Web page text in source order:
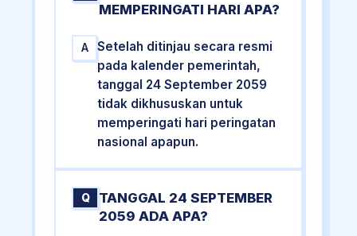
MEMPERINGATI HARI APA?
A
Setelah ditinjau secara resmi
pada kalender pemerintah,
tanggal 24 September 2059
tidak dikhususkan untuk
memperingati hari peringatan
nasional apapun.
Q
TANGGAL 24 SEPTEMBER
2059 ADA APA?